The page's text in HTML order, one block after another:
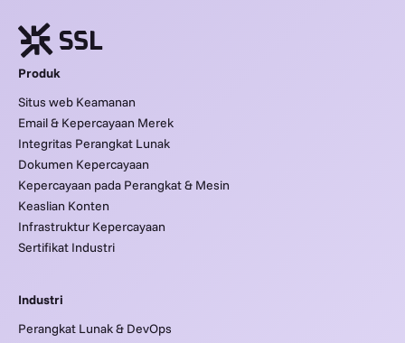
Produk
Situs web Keamanan
Email & Kepercayaan Merek
Integritas Perangkat Lunak
Dokumen Kepercayaan
Kepercayaan pada Perangkat & Mesin
Keaslian Konten
Infrastruktur Kepercayaan
Sertifikat Industri
Industri
Perangkat Lunak & DevOps